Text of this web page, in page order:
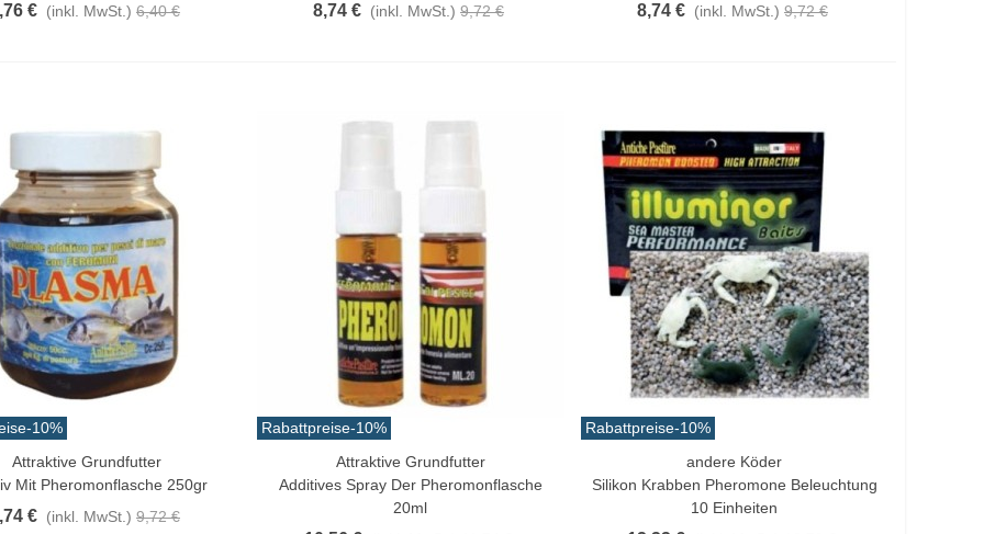
€ (inkl. MwSt.) 6,40 € 8,74 € (inkl. MwSt.) 9,72 € 8,74 € (inkl. MwSt.) 9,72 €
-10%
Attraktive Grundfutter
Mit Pheromonflasche 250gr
€ (inkl. MwSt.) 9,72 €
Rabattpreise-10%
In Den Warenkorb
Attraktive Grundfutter
Additives Spray Der Pheromonflasche
20ml
Rabattpreise-10%
In Den Warenkorbandere Köder
Silikon Krabben Pheromone Beleuchtung
10 Einheiten